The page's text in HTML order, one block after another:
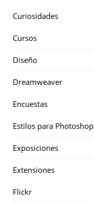
Curiosidades
Cursos
Diseño
Dreamweaver
Encuestas
Estilos para Photoshop
Exposiciones
Extensiones
Flickr